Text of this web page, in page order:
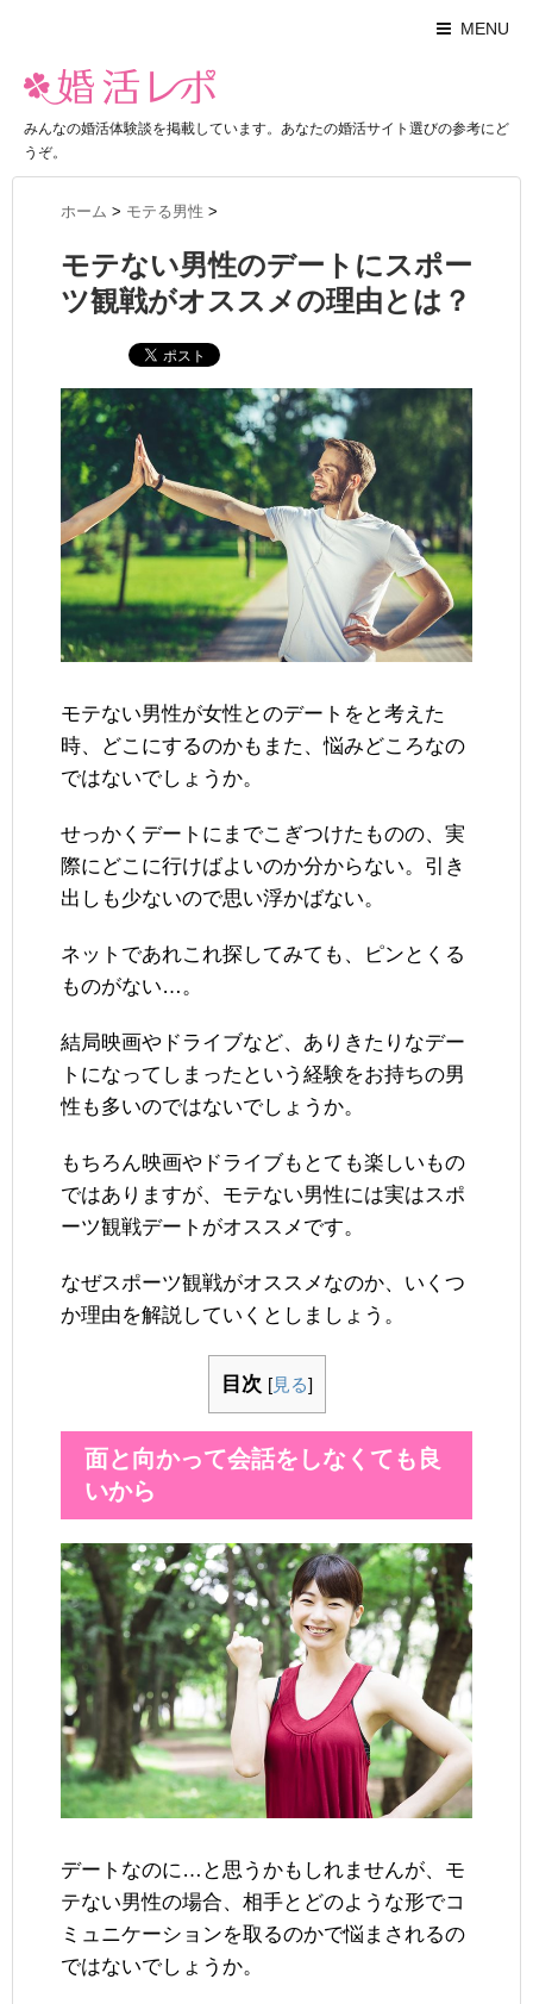
MENU
みんなの婚活体験談を掲載しています。あなたの婚活サイト選びの参考にど
うぞ。
ホーム > モテる男性 >
モテない男性のデートにスポー
ツ観戦がオススメの理由とは？
モテない男性が女性とのデートをと考えた
時、どこにするのかもまた、悩みどころなの
ではないでしょうか。
せっかくデートにまでこぎつけたものの、実
際にどこに行けばよいのか分からない。引き
出しも少ないので思い浮かばない。
ネットであれこれ探してみても、ピンとくる
ものがない…。
結局映画やドライブなど、ありきたりなデー
トになってしまったという経験をお持ちの男
性も多いのではないでしょうか。
もちろん映画やドライブもとても楽しいもの
ではありますが、モテない男性には実はスポ
ーツ観戦デートがオススメです。
なぜスポーツ観戦がオススメなのか、いくつ
か理由を解説していくとしましょう。
目次 [見る]
面と向かって会話をしなくても良
いから
デートなのに…と思うかもしれませんが、モ
テない男性の場合、相手とどのような形でコ
ミュニケーションを取るのかで悩まされるの
ではないでしょうか。